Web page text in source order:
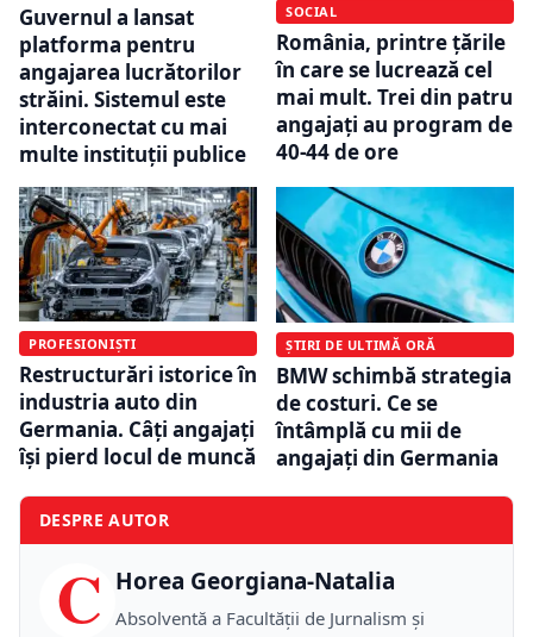
Guvernul a lansat
platforma pentru
angajarea lucrătorilor
străini. Sistemul este
interconectat cu mai
multe instituții publice
SOCIAL
România, printre țările
în care se lucrează cel
mai mult. Trei din patru
angajați au program de
40-44 de ore
PROFESIONIȘTI
Restructurări istorice în
industria auto din
Germania. Câți angajați
își pierd locul de muncă
ȘTIRI DE ULTIMĂ ORĂ
BMW schimbă strategia
de costuri. Ce se
întâmplă cu mii de
angajați din Germania
DESPRE AUTOR
C Horea Georgiana-Natalia
Absolventă a Facultății de Jurnalism și